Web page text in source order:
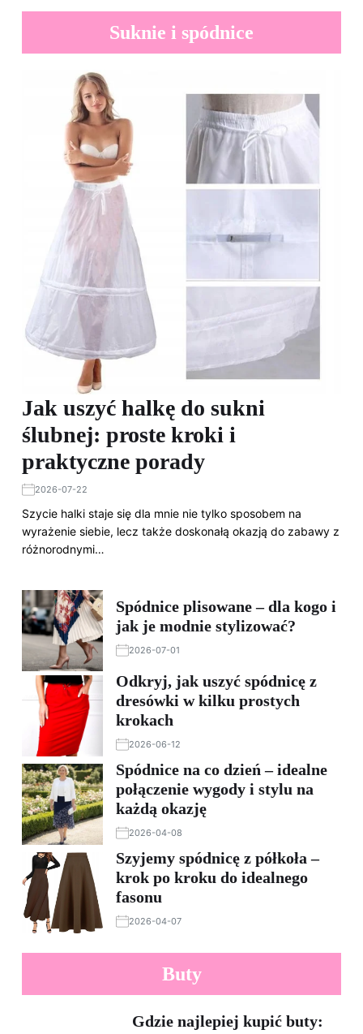
Suknie i spódnice
Jak uszyć halkę do sukni
ślubnej: proste kroki i
praktyczne porady
2026-07-22
Szycie halki staje się dla mnie nie tylko sposobem na
wyrażenie siebie, lecz także doskonałą okazją do zabawy z
różnorodnymi…
Spódnice plisowane – dla kogo i
jak je modnie stylizować?
2026-07-01
Odkryj, jak uszyć spódnicę z
dresówki w kilku prostych
krokach
2026-06-12
Spódnice na co dzień – idealne
połączenie wygody i stylu na
każdą okazję
2026-04-08
Szyjemy spódnicę z półkoła –
krok po kroku do idealnego
fasonu
2026-04-07
Buty
Gdzie najlepiej kupić buty: